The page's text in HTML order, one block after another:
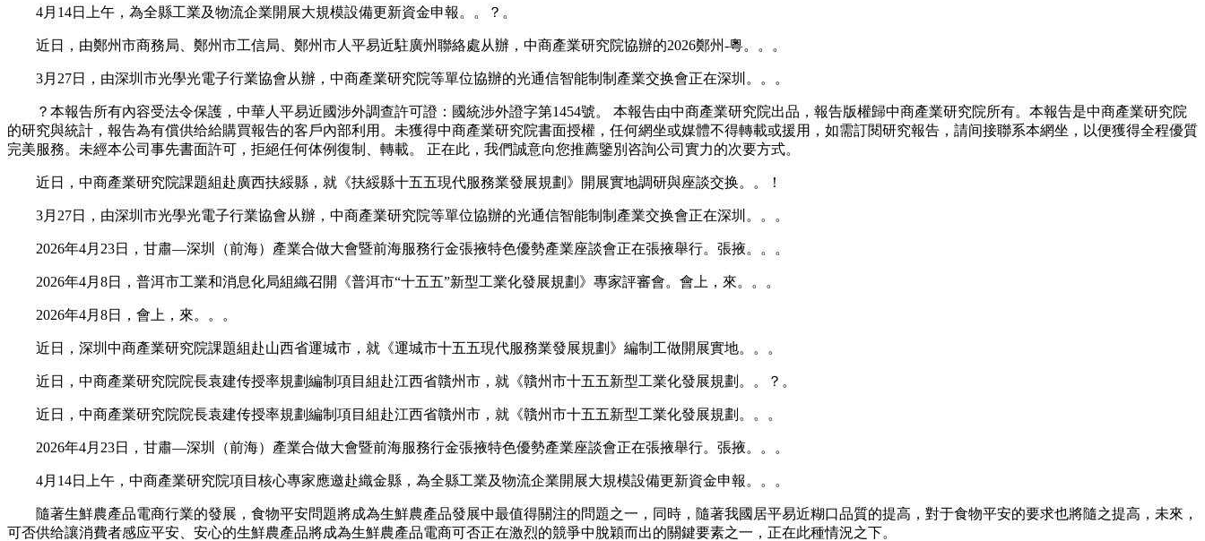
4月14日上午，為全縣工業及物流企業開展大規模設備更新資金申報。。？。
近日，由鄭州市商務局、鄭州市工信局、鄭州市人平易近駐廣州聯絡處从辦，中商產業研究院協辦的2026鄭州-粵。。。
3月27日，由深圳市光學光電子行業協會从辦，中商產業研究院等單位協辦的光通信智能制制產業交换會正在深圳。。。
？本報告所有內容受法令保護，中華人平易近國涉外調查許可證：國統涉外證字第1454號。 本報告由中商產業研究院出品，報告版權歸中商產業研究院所有。本報告是中商產業研究院
的研究與統計，報告為有償供给給購買報告的客戶內部利用。未獲得中商產業研究院書面授權，任何網坐或媒體不得轉載或援用，如需訂閱研究報告，請间接聯系本網坐，以便獲得全程優質
完美服務。未經本公司事先書面許可，拒絕任何体例復制、轉載。 正在此，我們誠意向您推薦鑒別咨詢公司實力的次要方式。
近日，中商產業研究院課題組赴廣西扶綏縣，就《扶綏縣十五五現代服務業發展規劃》開展實地調研與座談交换。。！
3月27日，由深圳市光學光電子行業協會从辦，中商產業研究院等單位協辦的光通信智能制制產業交换會正在深圳。。。
2026年4月23日，甘肅—深圳（前海）產業合做大會暨前海服務行金張掖特色優勢產業座談會正在張掖舉行。張掖。。。
2026年4月8日，普洱市工業和消息化局組織召開《普洱市“十五五”新型工業化發展規劃》專家評審會。會上，來。。。
2026年4月8日，會上，來。。。
近日，深圳中商產業研究院課題組赴山西省運城市，就《運城市十五五現代服務業發展規劃》編制工做開展實地。。。
近日，中商產業研究院院長袁建传授率規劃編制項目組赴江西省贛州市，就《贛州市十五五新型工業化發展規劃。。？。
近日，中商產業研究院院長袁建传授率規劃編制項目組赴江西省贛州市，就《贛州市十五五新型工業化發展規劃。。。
2026年4月23日，甘肅—深圳（前海）產業合做大會暨前海服務行金張掖特色優勢產業座談會正在張掖舉行。張掖。。。
4月14日上午，中商產業研究院項目核心專家應邀赴織金縣，為全縣工業及物流企業開展大規模設備更新資金申報。。。
隨著生鮮農產品電商行業的發展，食物平安問題將成為生鮮農產品發展中最值得關注的問題之一，同時，隨著我國居平易近糊口品質的提高，對于食物平安的要求也將隨之提高，未來，
可否供给讓消費者感应平安、安心的生鮮農產品將成為生鮮農產品電商可否正在激烈的競爭中脫穎而出的關鍵要素之一，正在此種情況之下。